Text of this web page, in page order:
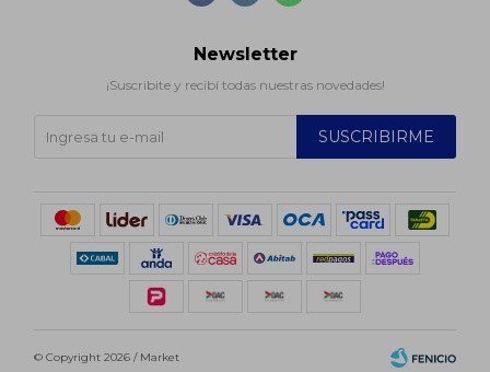
Newsletter
¡Suscribite y recibí todas nuestras novedades!
SUSCRIBIRME
© Copyright 2026 / Market